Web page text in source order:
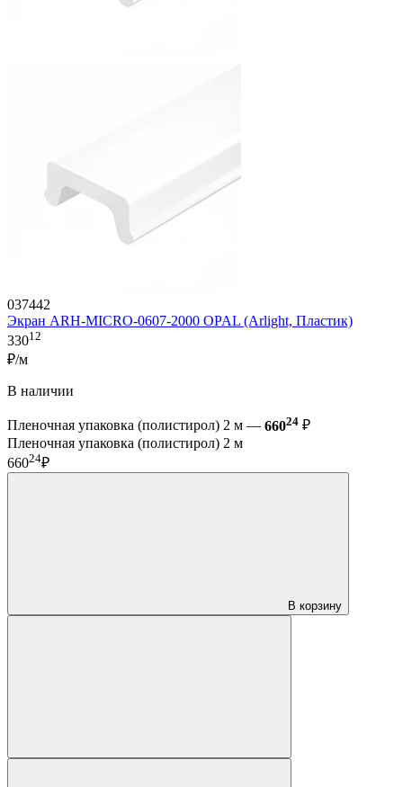
037442
Экран ARH-MICRO-0607-2000 OPAL (Arlight, Пластик)
33012
₽/м
В наличии
Пленочная упаковка (полистирол) 2 м — 66024 ₽
Пленочная упаковка (полистирол) 2 м
66024₽
В корзину